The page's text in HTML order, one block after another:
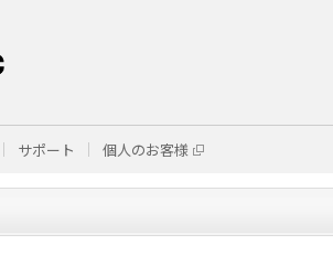
サポート 個人のお客様